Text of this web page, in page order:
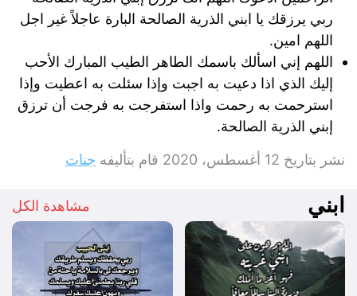
ربي يرزقك يا ابني الذرية الصالحة البارة عاجلاً غير اجل
اللهم امين.
اللهم إني اسألك باسمك الطاهر الطيب المبارك الأحب
إليك الذي اذا دعيت به اجبت وإذا سئلت به اعطيت وإذا
استرحمت به رحمت واذا استفرجت به فرجت أن ترزق
إبني الذرية الصالحة.
نشر بتاريخ 12 أغسطس، 2020 قام بتأليفه جنات
ابني مشاهدة الكل